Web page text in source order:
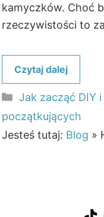
kamyczków. Choć
rzeczywistości to
Czytaj dalej
Kategorie
Jak zacząć DIY
początkujących
Jesteś tutaj: Blog »